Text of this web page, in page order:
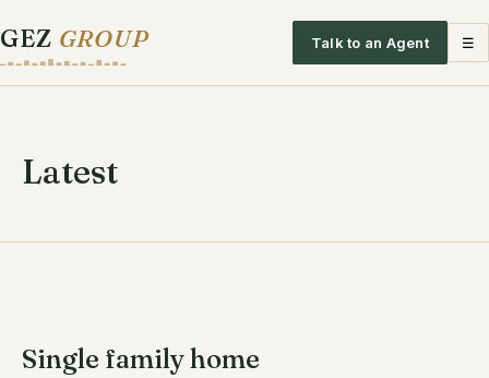
GEZ GROUP Talk to an Agent ☰
Latest
Single family home